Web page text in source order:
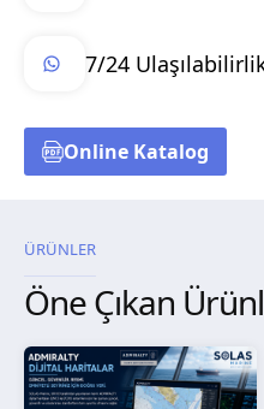
7/24
Online Katalog
ÜRÜNLER
Öne Çıkan